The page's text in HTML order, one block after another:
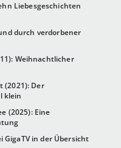
Liebesgeschichten
durch verdorbener
Weihnachtlicher
(2021): Der
klein
(2025): Eine
GigaTV in der Übersicht